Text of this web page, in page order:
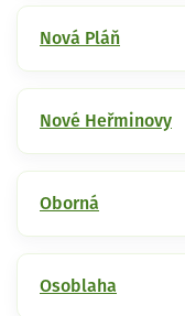
Nová Pláň
Nové Heřminovy
Oborná
Osoblaha